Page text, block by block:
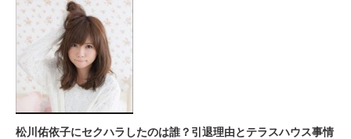
松川佑依子にセクハラしたのは誰？引退理由とテラスハウス事情